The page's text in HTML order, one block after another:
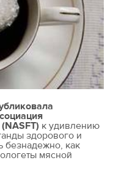
к удивлению
здорового и
безнадежно, как
мясной